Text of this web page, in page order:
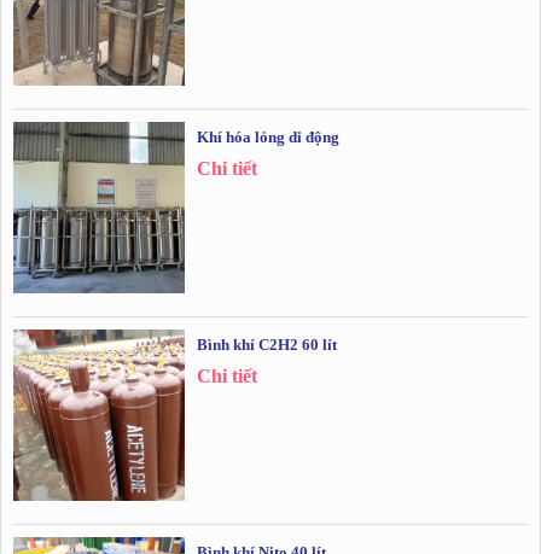
Khí hóa lỏng di động
Chi tiết
Bình khí C2H2 60 lít
Chi tiết